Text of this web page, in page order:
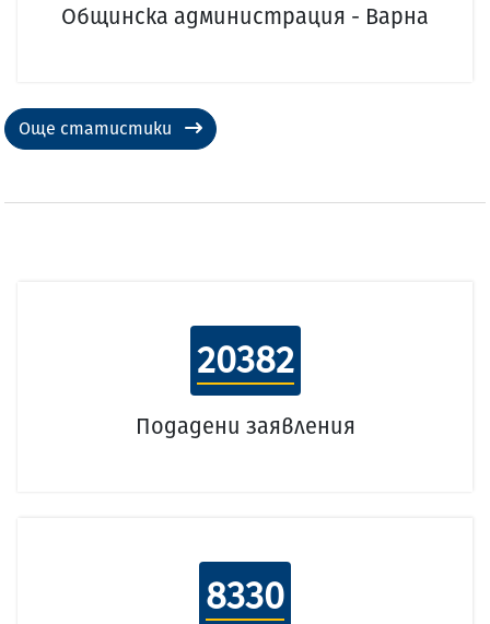
Общинска администрация - Варна
Още статистики
20382
Подадени заявления
8330